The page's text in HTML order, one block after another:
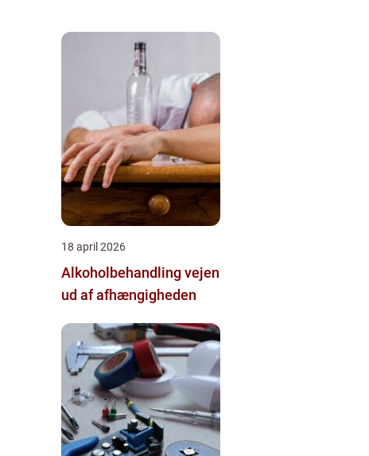
18 april 2026
Alkoholbehandling vejen
ud af afhængigheden